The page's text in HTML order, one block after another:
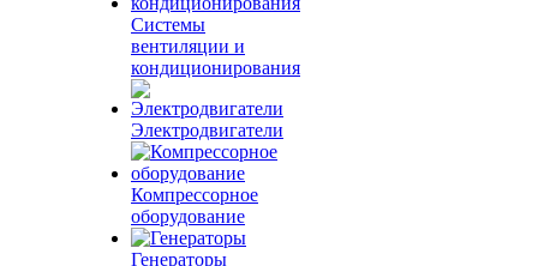
Системы
вентиляции и
кондиционирования
Электродвигатели
Компрессорное
оборудование
Генераторы